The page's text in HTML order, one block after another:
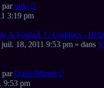
parnuki
3:19 pm
A VouluÂ ! / Graphics -
18, 2011 9:53 pm » dans
parDanielMinett
9:53 pm